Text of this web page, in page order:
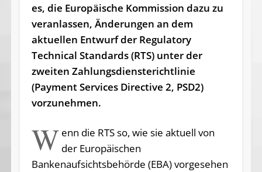
es, die Europäische Kommission dazu zu
veranlassen, Änderungen an dem
aktuellen Entwurf der Regulatory
Technical Standards (RTS) unter der
zweiten Zahlungsdiensterichtlinie
(Payment Services Directive 2, PSD2)
vorzunehmen.
W enn die RTS so, wie sie aktuell von
der Europäischen
Bankenaufsichtsbehörde (EBA) vorgesehen